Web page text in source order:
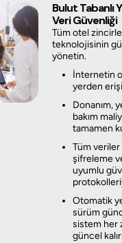
Bulut Tabanlı
Veri Güvenliği
Tüm otel
teknolojisinin
yönetin.
İnternetin
yerden
Donanım,
bakım
tamamen
Tüm veriler
şifreleme
uyumlu
Otomatik
sürüm
sistem her
güncel